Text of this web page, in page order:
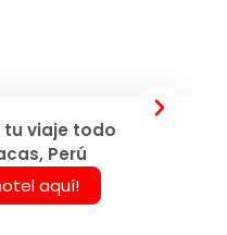
tu viaje todo
Perú
aquí!